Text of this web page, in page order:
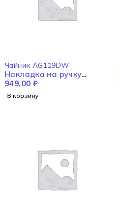
Чайник AG119DW
Накладка на ручку
AG119DW
949,00 ₽
В корзину